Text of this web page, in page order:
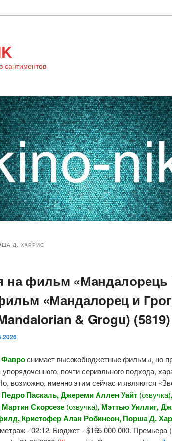
сантиментов
Д. ХАРРИС
на фильм «Мандалорець
«Мандалорец и
& Grogu) (5819)
снимает высокобюджетные фильмы, но
почти сериального подхода,
возможно, именно этим сейчас и являются
Педро Паскаль, Джереми Аллен Уайт (озвучка)
Скорсезе (озвучка), Мэттью Уиллиг,
Кристофер Алан Робинсон, Порша Д.
- 02:12. Бюджет - $165 000 000. Премьера